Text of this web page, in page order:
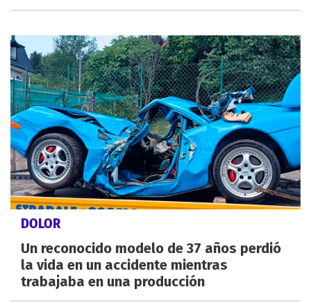
DOLOR
Un reconocido modelo de 37 años perdió
la vida en un accidente mientras
trabajaba en una producción